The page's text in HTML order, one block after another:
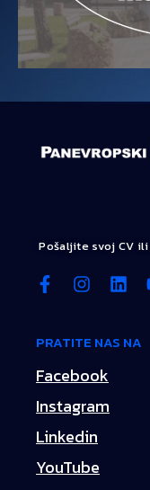
Pošaljite svoj CV
PRATITE NAS NA
Facebook
Instagram
Linkedin
YouTube